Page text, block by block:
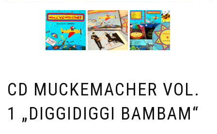
CD MUCKEMACHER VOL.
1 „DIGGIDIGGI BAMBAM“